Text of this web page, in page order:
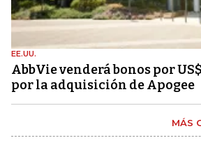
EE.UU.
AbbVie venderá bonos por
por la adquisición de Apogee
MÁS